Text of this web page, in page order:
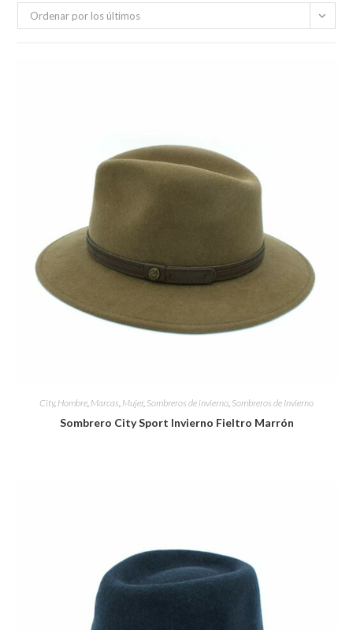
Ordenar por los últimos
City, Hombre Marcas Mujer, Sombreros de invierno Sombreros de Invierno
Sombrero City Sport Invierno Fieltro Marrón